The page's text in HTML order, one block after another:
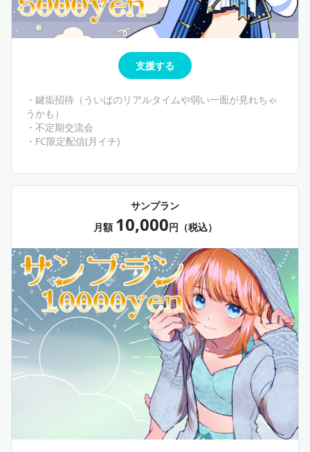
支援する
・鍵垢招待（ういばのリアルタイムや弱い一面が見れちゃ
うかも）
・不定期交流会
・FC限定配信(月イチ)
サンプラン
月額 10,000円（税込）